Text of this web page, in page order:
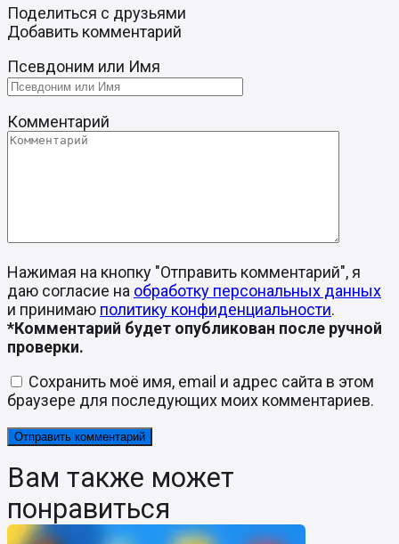
Поделиться с друзьями
Добавить комментарий
Псевдоним или Имя
Комментарий
Нажимая на кнопку "Отправить комментарий", я
даю согласие на обработку персональных данных
и принимаю политику конфиденциальности.
*Комментарий будет опубликован после ручной
проверки.
Сохранить моё имя, email и адрес сайта в этом
браузере для последующих моих комментариев.
Вам также может
понравиться